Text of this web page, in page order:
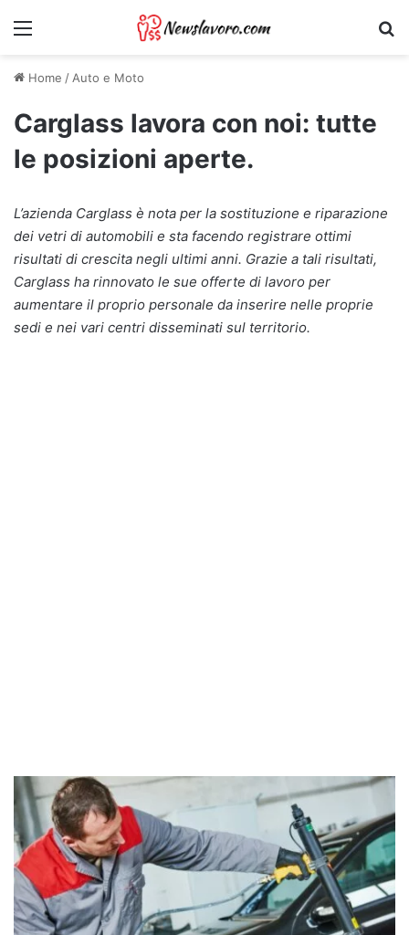
Menu
Home /Auto e Moto
Carglass lavora con noi: tutte
le posizioni aperte.
L’azienda Carglass è nota per la sostituzione e riparazione
dei vetri di automobili e sta facendo registrare ottimi
risultati di crescita negli ultimi anni. Grazie a tali risultati,
Carglass ha rinnovato le sue offerte di lavoro per
aumentare il proprio personale da inserire nelle proprie
sedi e nei vari centri disseminati sul territorio.